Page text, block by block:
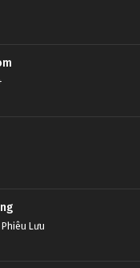
Phiêu Lưu